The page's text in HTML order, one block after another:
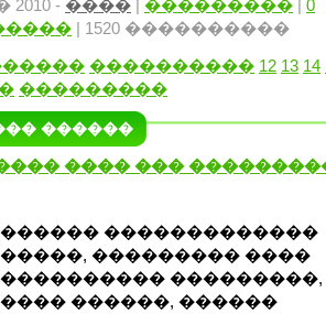
- ���� | ��������� | 0
| 1520 ����������
���������� 12 13 14
���������
������
���� ���
�������������
��������� ����
���������,
������, ������